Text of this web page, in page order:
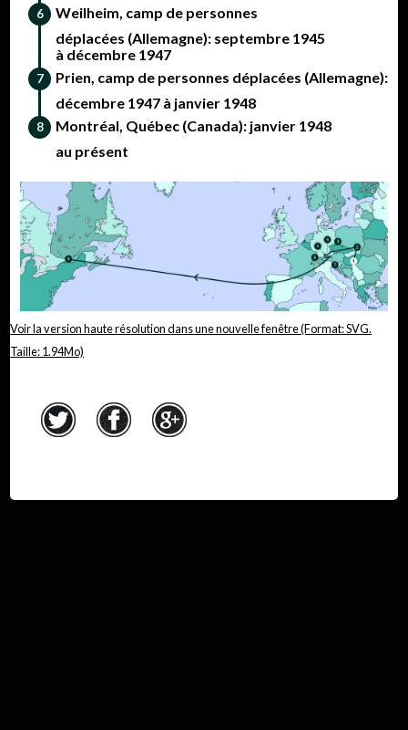
Weilheim, camp de personnes
déplacées (Allemagne): septembre 1945
à décembre 1947
Prien, camp de personnes déplacées (Allemagne):
décembre 1947 à janvier 1948
Montréal, Québec (Canada): janvier 1948
au présent
Voir la version haute résolution dans une nouvelle fenêtre (Format: SVG.
Taille: 1.94Mo)